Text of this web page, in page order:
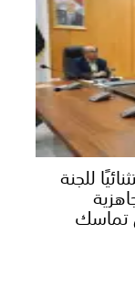
للجنة
تماسك